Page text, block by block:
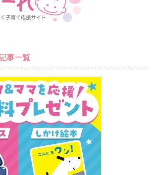
事一覧